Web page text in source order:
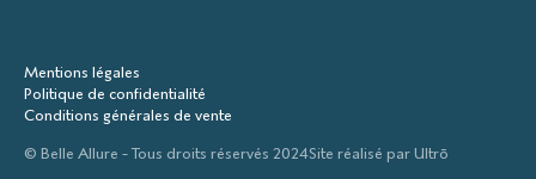
Mentions légales
Politique de confidentialité
Conditions générales de vente
© Belle Allure - Tous droits réservés 2024Site réalisé par Ultrō